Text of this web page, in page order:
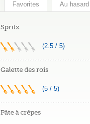
Favorites Au hasard
Spritz
(2.5 / 5)
Galette des rois
(5 / 5)
Pâte à crêpes